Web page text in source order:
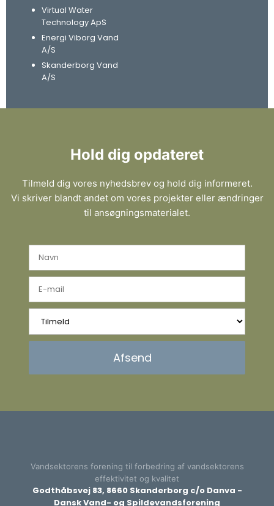
Virtual Water
Technology ApS
Energi Viborg Vand
A/S
Skanderborg Vand
A/S
Hold dig opdateret
Tilmeld dig vores nyhedsbrev og hold dig informeret.
Vi skriver blandt andet om vores projekter eller ændringer
til ansøgningsmaterialet.
Vandsektorens forening til forbedring af vandsektorens
effektivitet og kvalitet​
Godthåbsvej 83, 8660 Skanderborg c/o Danva -
Dansk Vand- og Spildevandsforening